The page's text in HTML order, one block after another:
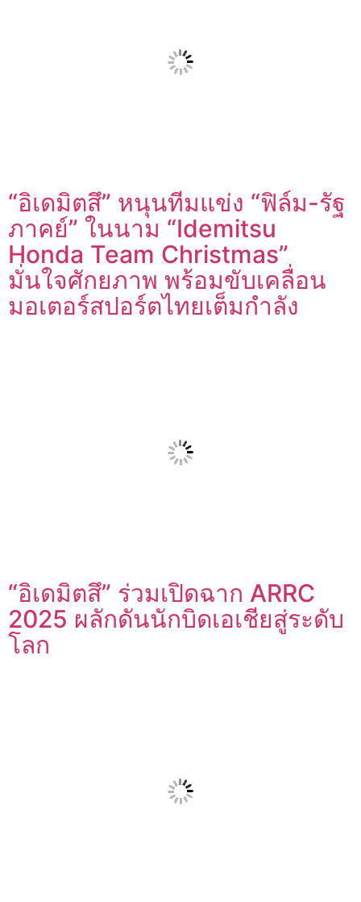
“อิเดมิตสึ” หนุนทีมแข่ง “ฟิล์ม-รัฐ
ภาคย์” ในนาม “Idemitsu
Honda Team Christmas”
มั่นใจศักยภาพ พร้อมขับเคลื่อน
มอเตอร์สปอร์ตไทยเต็มกำลัง
“อิเดมิตสึ” ร่วมเปิดฉาก ARRC
2025 ผลักดันนักบิดเอเชียสู่ระดับ
โลก